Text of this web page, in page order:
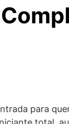
para